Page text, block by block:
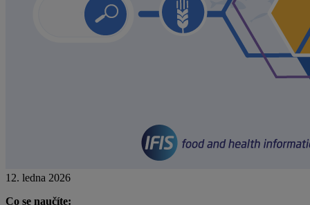
12. ledna 2026
Co se naučíte: